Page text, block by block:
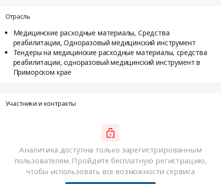
Отрасль
Медицинские расходные материалы, Средства
реабилитации, Одноразовый медицинский инструмент
Тендеры на медицинские расходные материалы, средства
реабилитации, одноразовый медицинский инструмент в
Приморском крае
Участники и контракты
Аналитика доступна только зарегистрированным
пользователям. Пройдите бесплатную регистрацию,
чтобы использовать все возможности сервиса